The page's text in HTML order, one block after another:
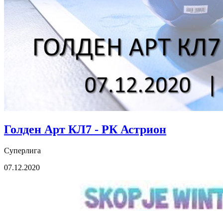
Голден Арт КЛ7 - РК Астрион
Суперлига
07.12.2020